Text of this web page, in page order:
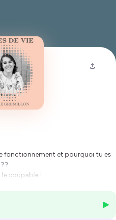
fonctionnement et pourquoi tu es
coupable !
ça marche, et ce que cela a